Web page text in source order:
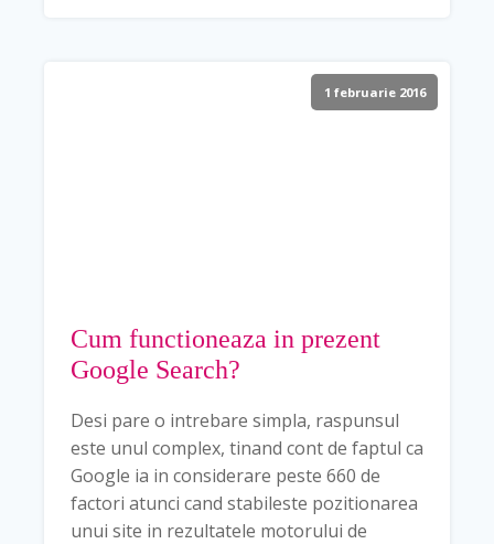
1 februarie 2016
Cum functioneaza in prezent
Google Search?
Desi pare o intrebare simpla, raspunsul
este unul complex, tinand cont de faptul ca
Google ia in considerare peste 660 de
factori atunci cand stabileste pozitionarea
unui site in rezultatele motorului de